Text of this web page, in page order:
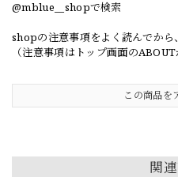
@mblue__shopで検索
shopの注意事項をよく読んでから
（注意事項はトップ画面の
この商品を
関